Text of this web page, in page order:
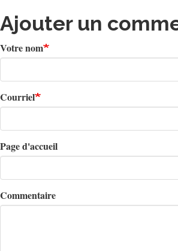
Ajouter un
Votre nom
Courriel
Page d'accueil
Commentaire